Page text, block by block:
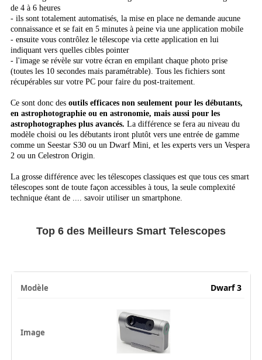
de 4 à 6 heures
- ils sont totalement automatisés, la mise en place ne demande aucune
connaissance et se fait en 5 minutes à peine via une application mobile
- ensuite vous contrôlez le télescope via cette application en lui
indiquant vers quelles cibles pointer
- l'image se révèle sur votre écran en empilant chaque photo prise
(toutes les 10 secondes mais paramétrable). Tous les fichiers sont
récupérables sur votre PC pour faire du post-traitement.
Ce sont donc des outils efficaces non seulement pour les débutants,
en astrophotographie ou en astronomie, mais aussi pour les
astrophotographes plus avancés. La différence se fera au niveau du
modèle choisi ou les débutants iront plutôt vers une entrée de gamme
comme un Seestar S30 ou un Dwarf Mini, et les experts vers un Vespera
2 ou un Celestron Origin.
La grosse différence avec les télescopes classiques est que tous ces smart
télescopes sont de toute façon accessibles à tous, la seule complexité
technique étant de .... savoir utiliser un smartphone.
Top 6 des Meilleurs Smart Telescopes
Dwarf 3